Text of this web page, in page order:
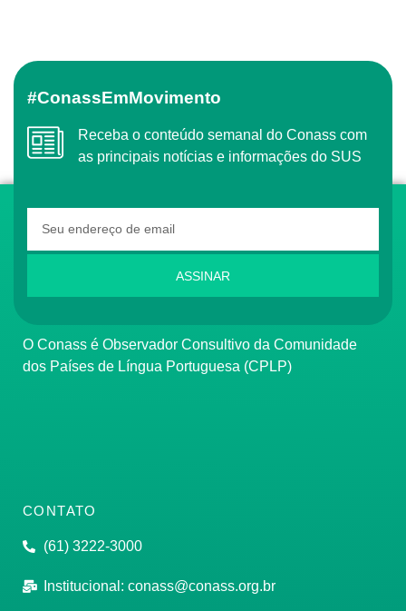
#ConassEmMovimento
Receba o conteúdo semanal do Conass com
as principais notícias e informações do SUS
ASSINAR
O Conass é Observador Consultivo da Comunidade
dos Países de Língua Portuguesa (CPLP)
CONTATO
(61) 3222-3000
Institucional: conass@conass.org.br